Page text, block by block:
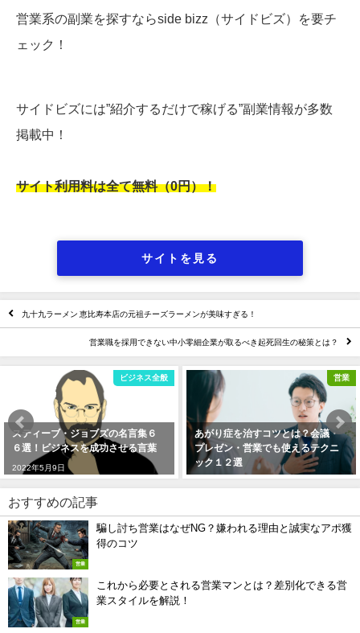
営業系の副業を探すならside bizz（サイドビズ）を要チ
ェック！
サイドビズには”紹介するだけで稼げる”副業情報が多数
掲載中！
サイト利用料は全て無料（0円）！
サイトを見る
九十九ラーメン 恵比寿本店の元祖チーズラーメンが美味すぎる！
営業職を採用できない中小零細企業が取るべき起死回生の秘策とは？
ビジネス全般
ィーブ・ジョブズの名言集６
！ビジネスを成功させる言葉
年5月9日
営業
あがり症を治すコツとは？会議・
プレゼン・営業でも使えるテクニ
ック１２選
【
業
おすすめの記事
営業
騙し討ち営業はなぜNG？嫌われる理由と誠実なアポ獲
得のコツ
営業
これから必要とされる営業マンとは？差別化できる営
業スタイルを解説！